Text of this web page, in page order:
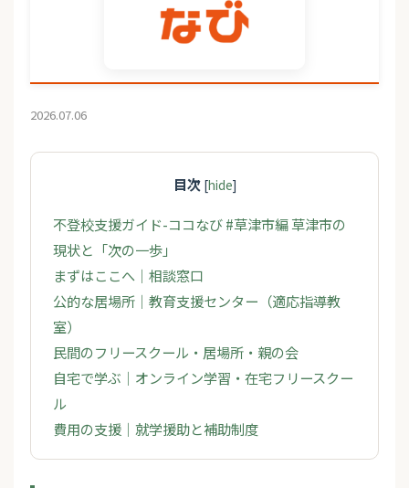
2026.07.06
目次 [hide]
不登校支援ガイド-ココなび #草津市編 草津市の
現状と「次の一歩」
まずはここへ｜相談窓口
公的な居場所｜教育支援センター（適応指導教
室）
民間のフリースクール・居場所・親の会
自宅で学ぶ｜オンライン学習・在宅フリースクー
ル
費用の支援｜就学援助と補助制度